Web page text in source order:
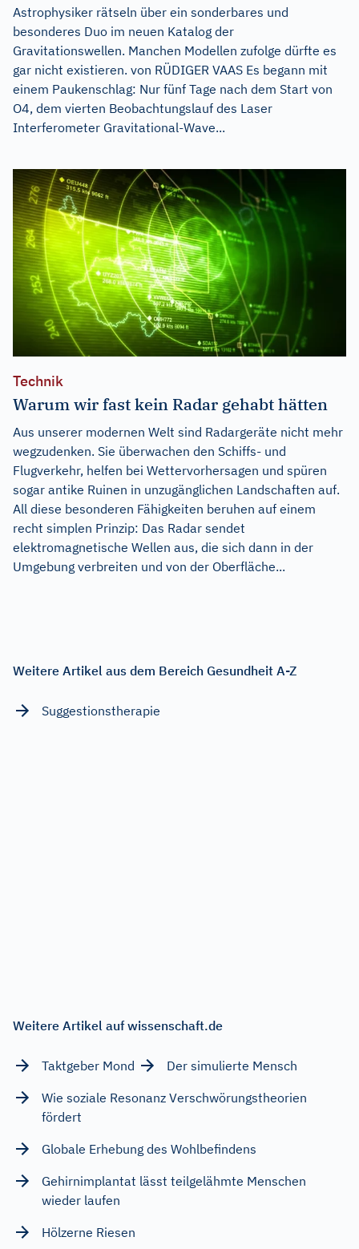
Astrophysiker rätseln über ein sonderbares und
besonderes Duo im neuen Katalog der
Gravitationswellen. Manchen Modellen zufolge dürfte es
gar nicht existieren. von RÜDIGER VAAS Es begann mit
einem Paukenschlag: Nur fünf Tage nach dem Start von
O4, dem vierten Beobachtungslauf des Laser
Interferometer Gravitational-Wave...
Technik
Warum wir fast kein Radar gehabt hätten
Aus unserer modernen Welt sind Radargeräte nicht mehr
wegzudenken. Sie überwachen den Schiffs- und
Flugverkehr, helfen bei Wettervorhersagen und spüren
sogar antike Ruinen in unzugänglichen Landschaften auf.
All diese besonderen Fähigkeiten beruhen auf einem
recht simplen Prinzip: Das Radar sendet
elektromagnetische Wellen aus, die sich dann in der
Umgebung verbreiten und von der Oberfläche...
Weitere Artikel aus dem Bereich Gesundheit A-Z
Suggestionstherapie
Weitere Artikel auf wissenschaft.de
Taktgeber Mond
Der simulierte Mensch
Wie soziale Resonanz Verschwörungstheorien
fördert
Globale Erhebung des Wohlbefindens
Gehirnimplantat lässt teilgelähmte Menschen
wieder laufen
Hölzerne Riesen